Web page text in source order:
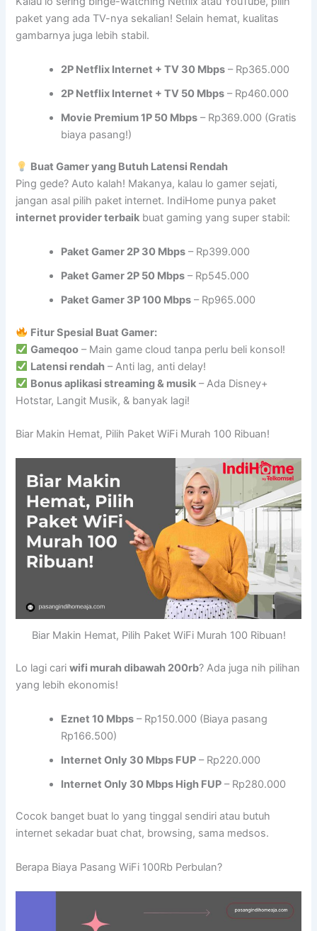
paket yang ada TV-nya sekalian! Selain hemat, kualitas
gambarnya juga lebih stabil.
2P Netflix Internet + TV 30 Mbps – Rp365.000
2P Netflix Internet + TV 50 Mbps – Rp460.000
Movie Premium 1P 50 Mbps – Rp369.000 (Gratis
biaya pasang!)
Buat Gamer yang Butuh Latensi Rendah
Ping gede? Auto kalah! Makanya, kalau lo gamer sejati,
jangan asal pilih paket internet. IndiHome punya paket
internet provider terbaik buat gaming yang super stabil:
Paket Gamer 2P 30 Mbps – Rp399.000
Paket Gamer 2P 50 Mbps – Rp545.000
Paket Gamer 3P 100 Mbps – Rp965.000
Fitur Spesial Buat Gamer:
Gameqoo – Main game cloud tanpa perlu beli konsol!
Latensi rendah – Anti lag, anti delay!
Bonus aplikasi streaming & musik – Ada Disney+
Hotstar, Langit Musik, & banyak lagi!
Biar Makin Hemat, Pilih Paket WiFi Murah 100 Ribuan!
Biar Makin Hemat, Pilih Paket WiFi Murah 100 Ribuan!
Lo lagi cariwifi murah dibawah 200rb? Ada juga nih pilihan
yang lebih ekonomis!
Eznet 10 Mbps – Rp150.000 (Biaya pasang
Rp166.500)
Internet Only 30 Mbps FUP – Rp220.000
Internet Only 30 Mbps High FUP – Rp280.000
Cocok banget buat lo yang tinggal sendiri atau butuh
internet sekadar buat chat, browsing, sama medsos.
Berapa Biaya Pasang WiFi 100Rb Perbulan?